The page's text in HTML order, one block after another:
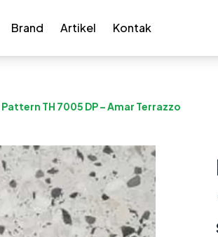
Brand Artikel Kontak
TH 7005 DP – Amar Terrazzo